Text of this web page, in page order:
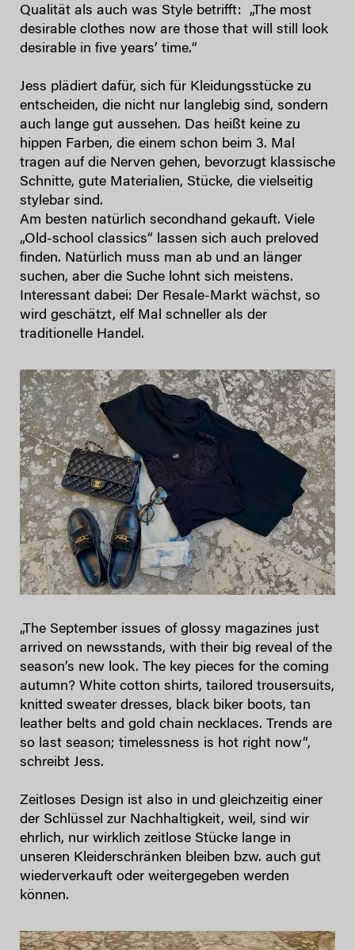
Qualität als auch was Style betrifft: „The most
desirable clothes now are those that will still look
desirable in five years’ time.“
Jess plädiert dafür, sich für Kleidungsstücke zu
entscheiden, die nicht nur langlebig sind, sondern
auch lange gut aussehen. Das heißt keine zu
hippen Farben, die einem schon beim 3. Mal
tragen auf die Nerven gehen, bevorzugt klassische
Schnitte, gute Materialien, Stücke, die vielseitig
stylebar sind.
Am besten natürlich secondhand gekauft. Viele
„Old-school classics“ lassen sich auch preloved
finden. Natürlich muss man ab und an länger
suchen, aber die Suche lohnt sich meistens.
Interessant dabei: Der Resale-Markt wächst, so
wird geschätzt, elf Mal schneller als der
traditionelle Handel.
„The September issues of glossy magazines just
arrived on newsstands, with their big reveal of the
season’s new look. The key pieces for the coming
autumn? White cotton shirts, tailored trousersuits,
knitted sweater dresses, black biker boots, tan
leather belts and gold chain necklaces. Trends are
so last season; timelessness is hot right now“,
schreibt Jess.
Zeitloses Design ist also in und gleichzeitig einer
der Schlüssel zur Nachhaltigkeit, weil, sind wir
ehrlich, nur wirklich zeitlose Stücke lange in
unseren Kleiderschränken bleiben bzw. auch gut
wiederverkauft oder weitergegeben werden
können.